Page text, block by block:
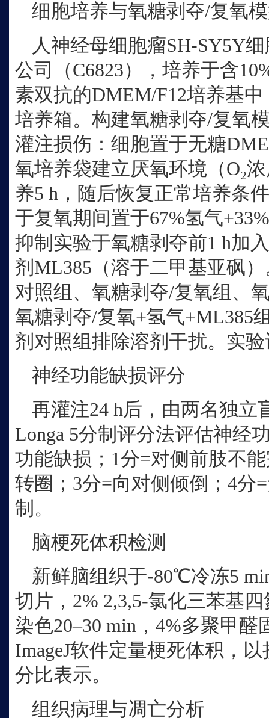
细胞培养与氧糖剥夺/复氧
人神经母细胞瘤SH-SY5Y
公司（C6823），培养于含
素双抗的DMEM/F12培养基
培养箱。构建氧糖剥夺/复氧
灌注损伤：细胞置于无糖
氧培养袋建立厌氧环境（O₂
养5 h，随后恢复正常培养条
于复氧期间置于67%氢气
抑制实验于氧糖剥夺前1 h加
剂ML385（溶于二甲基亚砜
对照组、氧糖剥夺/复氧组、
氧糖剥夺/复氧+氢气+ML385
剂对照组排除溶剂干扰。实
神经功能缺损评分
再灌注24 h后，由两名独立
Longa 5分制评分法评估神经
功能缺损；1分=对侧前肢不
转圈；3分=向对侧倾倒；4分
制。
脑梗死体积检测
新鲜脑组织于-80℃冷冻5
切片，2% 2,3,5-氯化三苯基
染色20–30 min，4%多聚甲醛
ImageJ软件定量梗死体积，
分比表示。
组织病理与凋亡分析